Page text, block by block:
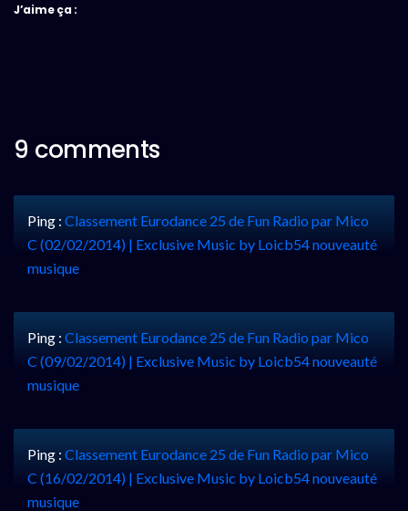
J’aime ça :
9 comments
Ping : Classement Eurodance 25 de Fun Radio par Mico
C (02/02/2014) | Exclusive Music by Loicb54 nouveauté
musique
Ping : Classement Eurodance 25 de Fun Radio par Mico
C (09/02/2014) | Exclusive Music by Loicb54 nouveauté
musique
Ping : Classement Eurodance 25 de Fun Radio par Mico
C (16/02/2014) | Exclusive Music by Loicb54 nouveauté
musique